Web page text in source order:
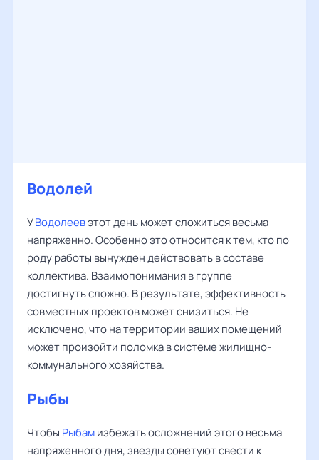
Водолей
УВодолеевэтот день может сложиться весьма
напряженно. Особенно это относится к тем, кто по
роду работы вынужден действовать в составе
коллектива. Взаимопонимания в группе
достигнуть сложно. В результате, эффективность
совместных проектов может снизиться. Не
исключено, что на территории ваших помещений
может произойти поломка в системе жилищно-
коммунального хозяйства.
Рыбы
Чтобы Рыбамизбежать осложнений этого весьма
напряженного дня, звезды советуют свести к